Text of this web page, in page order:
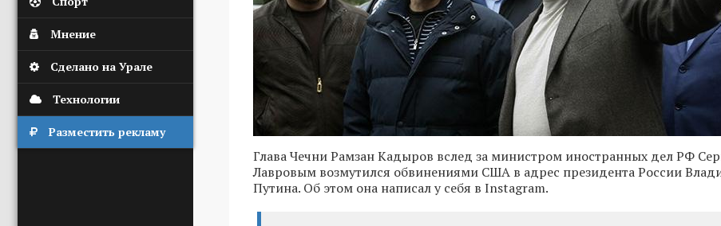
Мнение
Сделано на Урале
Технологии
Разместить рекламу
Глава Чечни Рамзан Кадыров вслед за министром иностранных дел РФ
Лавровым возмутился обвинениями США в адрес президента России
Путина. Об этом она написал у себя в Instagram.